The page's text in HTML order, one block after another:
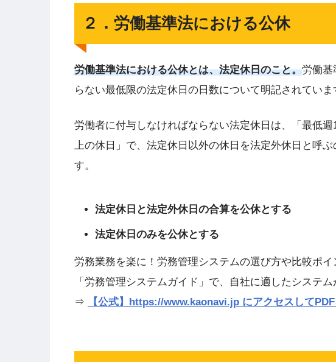
２．労働基準法における公休
労働基準法における公休とは、法定休日のこと。労働基
らない最低限の法定休日の日数について明記されていま
労働者に付与しなければならない法定休日は、「最低
上の休日」で、法定休日以外の休日を法定外休日と呼
す。
法定休日と法定外休日の合算を公休とする
法定休日のみを公休とする
労務業務を楽に！労務管理システムの選び方や比較ポイ
「労務管理システムガイド」で、自社に適したシステム
⇒
【公式】https://www.kaonavi.jp にアクセスして